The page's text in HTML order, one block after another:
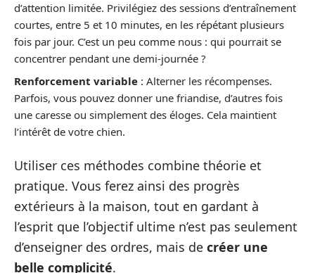
d’attention limitée. Privilégiez des sessions d’entraînement
courtes, entre 5 et 10 minutes, en les répétant plusieurs
fois par jour. C’est un peu comme nous : qui pourrait se
concentrer pendant une demi-journée ?
Renforcement variable : Alterner les récompenses.
Parfois, vous pouvez donner une friandise, d’autres fois
une caresse ou simplement des éloges. Cela maintient
l’intérêt de votre chien.
Utiliser ces méthodes combine théorie et
pratique. Vous ferez ainsi des progrès
extérieurs à la maison, tout en gardant à
l’esprit que l’objectif ultime n’est pas seulement
d’enseigner des ordres, mais de créer une
belle complicité.